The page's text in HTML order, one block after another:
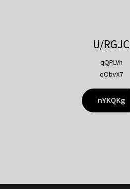
U/RGJC
qQPLVh
qObvX7
nYKQKg